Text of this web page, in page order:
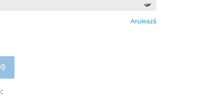
Anulează